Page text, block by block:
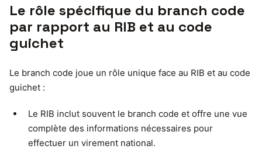
Le rôle spécifique du branch code
par rapport au RIB et au code
guichet
Le branch code joue un rôle unique face au RIB et au code
guichet :
Le RIB inclut souvent le branch code et offre une vue
complète des informations nécessaires pour
effectuer un virement national.